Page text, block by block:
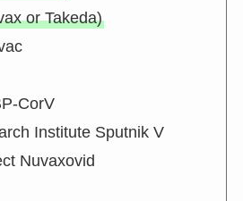
or Takeda)
CorV
Institute Sputnik V
Nuvaxovid